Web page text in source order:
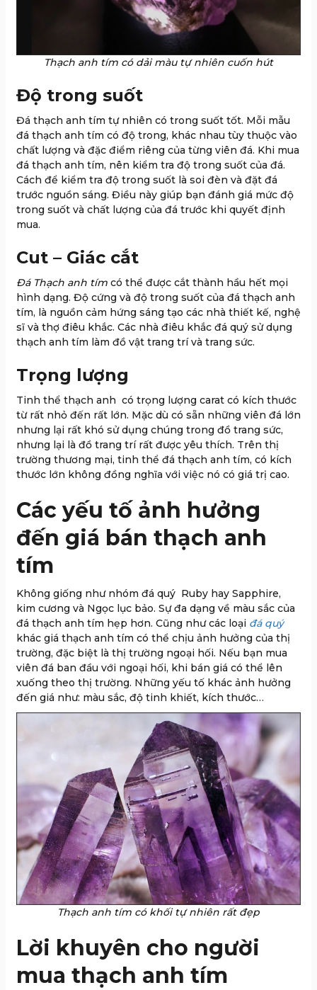
Thạch anh tím có dải màu tự nhiên cuốn hút
Độ trong suốt
Đá thạch anh tím tự nhiên có trong suốt tốt. Mỗi mẫu
đá thạch anh tím có độ trong, khác nhau tùy thuộc vào
chất lượng và đặc điểm riêng của từng viên đá. Khi mua
đá thạch anh tím, nên kiểm tra độ trong suốt của đá.
Cách để kiểm tra độ trong suốt là soi đèn và đặt đá
trước nguồn sáng. Điều này giúp bạn đánh giá mức độ
trong suốt và chất lượng của đá trước khi quyết định
mua.
Cut – Giác cắt
Đá Thạch anh tím có thể được cắt thành hầu hết mọi
hình dạng. Độ cứng và độ trong suốt của đá thạch anh
tím, là nguồn cảm hứng sáng tạo các nhà thiết kế, nghệ
sĩ và thợ điêu khắc. Các nhà điêu khắc đá quý sử dụng
thạch anh tím làm đồ vật trang trí và trang sức.
Trọng lượng
Tinh thể thạch anh có trọng lượng carat có kích thước
từ rất nhỏ đến rất lớn. Mặc dù có sẵn những viên đá lớn
nhưng lại rất khó sử dụng chúng trong đồ trang sức,
nhưng lại là đồ trang trí rất được yêu thích. Trên thị
trường thương mại, tinh thể đá thạch anh tím, có kích
thước lớn không đồng nghĩa với việc nó có giá trị cao.
Các yếu tố ảnh hưởng
đến giá bán thạch anh
tím
Không giống như nhóm đá quý Ruby hay Sapphire,
kim cương và Ngọc lục bảo. Sự đa dạng về màu sắc của
đá thạch anh tím hẹp hơn. Cũng như các loại đá quý
khác giá thạch anh tím có thể chịu ảnh hưởng của thị
trường, đặc biệt là thị trường ngoại hối. Nếu bạn mua
viên đá ban đầu với ngoại hối, khi bán giá có thể lên
xuống theo thị trường. Những yếu tố khác ảnh hưởng
đến giá như: màu sắc, độ tinh khiết, kích thước…
Thạch anh tím có khối tự nhiên rất đẹp
Lời khuyên cho người
mua thạch anh tím